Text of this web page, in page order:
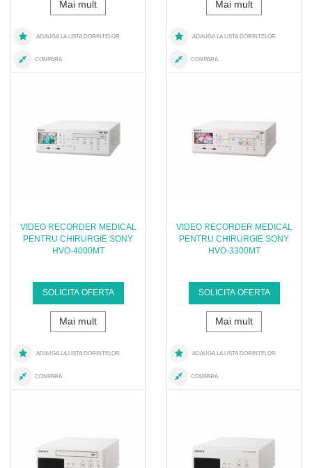
Mai mult
ADAUGA LA LISTA DORINTELOR
COMPARA
Mai mult
ADAUGA LA LISTA DORINTELOR
COMPARA
VIDEO RECORDER MEDICAL
PENTRU CHIRURGIE SONY
HVO-4000MT
SOLICITA OFERTA
Mai mult
ADAUGA LA LISTA DORINTELOR
COMPARA
VIDEO RECORDER MEDICAL
PENTRU CHIRURGIE SONY
HVO-3300MT
SOLICITA OFERTA
Mai mult
ADAUGA LA LISTA DORINTELOR
COMPARA